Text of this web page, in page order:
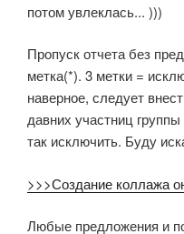
потом увлеклась... )))
Пропуск отчета без
метка(*). 3 метки =
наверное, следует
давних участниц
так исключить. Буду
>>>Создание коллажа
Любые предложения и